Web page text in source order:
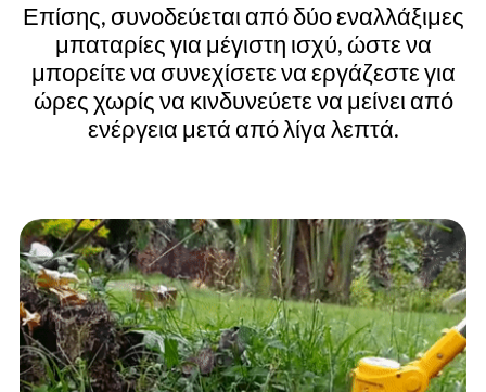
Επίσης, συνοδεύεται από δύο εναλλάξιμες
μπαταρίες για μέγιστη ισχύ, ώστε να
μπορείτε να συνεχίσετε να εργάζεστε για
ώρες χωρίς να κινδυνεύετε να μείνει από
ενέργεια μετά από λίγα λεπτά.